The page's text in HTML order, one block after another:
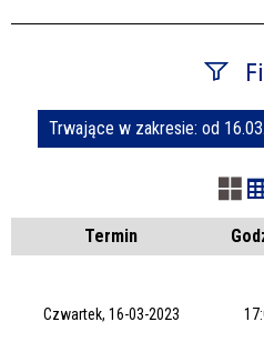
Szukana fraza
Kategoria
Trwające w zakresie
Trwające w zakresie: od
Termin
Czwartek, 16-03-2023